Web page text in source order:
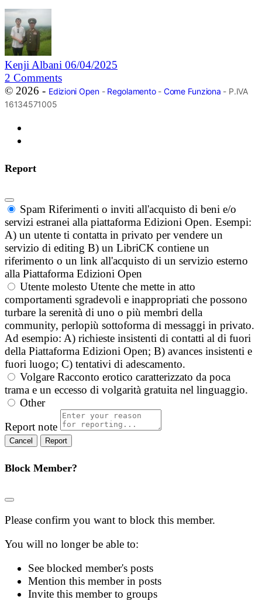
Kenji Albani 06/04/2025
2 Comments
© 2026 - Edizioni Open- Regolamento- Come Funziona - P.IVA
16134571005
Report
Spam Riferimenti o inviti all'acquisto di beni e/o
servizi estranei alla piattaforma Edizioni Open. Esempi:
A) un utente ti contatta in privato per vendere un
servizio di editing B) un LibriCK contiene un
riferimento o un link all'acquisto di un servizio esterno
alla Piattaforma Edizioni Open
Utente molesto Utente che mette in atto
comportamenti sgradevoli e inappropriati che possono
turbare la serenità di uno o più membri della
community, perlopiù sottoforma di messaggi in privato.
Ad esempio: A) richieste insistenti di contatti al di fuori
della Piattaforma Edizioni Open; B) avances insistenti e
fuori luogo; C) tentativi di adescamento.
Volgare Racconto erotico caratterizzato da poca
trama e un eccesso di volgarità gratuita nel linguaggio.
Other
Report note
Report
Block Member?
Please confirm you want to block this member.
You will no longer be able to:
See blocked member's posts
Mention this member in posts
Invite this member to groups